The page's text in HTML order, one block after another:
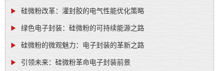
硅微粉改革：灌封胶的电气性能优化策略
绿色电子封装：硅微粉的可持续能源之路
硅微粉的微观魅力：电子封装的革新之路
引领未来：硅微粉革命电子封装前景